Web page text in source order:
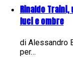
Rinaldo
luci e ombre
di Alessandro
per…